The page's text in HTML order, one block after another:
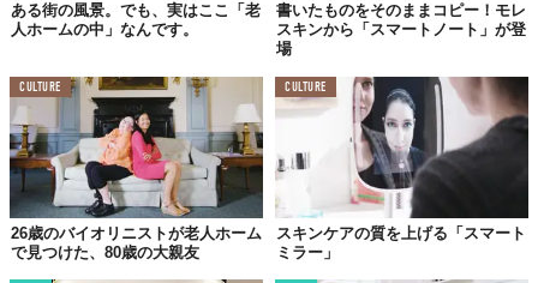
ある街の風景。でも、実はここ「老
人ホームの中」なんです。
書いたものをそのままコピー！モレ
スキンから「スマートノート」が登
場
CULTURE
26歳のバイオリニストが老人ホーム
で見つけた、80歳の大親友
CULTURE
スキンケアの質を上げる「スマート
ミラー」